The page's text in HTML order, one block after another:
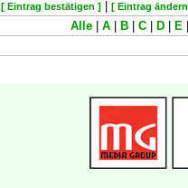
[ Eintrag bestätigen ] [ Eintrag
Alle A B C D E